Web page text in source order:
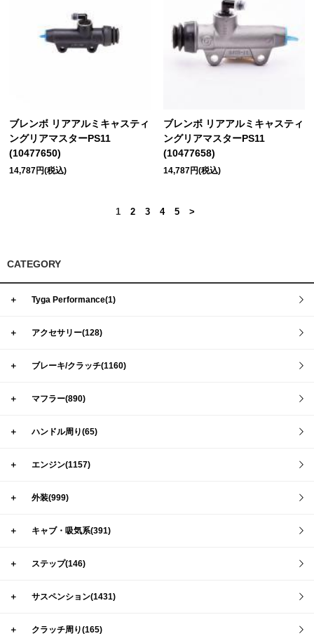
ブレンボ リアアルミキャスティ
ングリアマスターPS11
(10477650)
14,787円(税込)
ブレンボ リアアルミキャスティ
ングリアマスターPS11
(10477658)
14,787円(税込)
1 2 3 4 5 >
CATEGORY
＋ Tyga Performance(1)
＋ アクセサリー(128)
＋ ブレーキ/クラッチ(1160)
＋ マフラー(890)
＋ ハンドル周り(65)
＋ エンジン(1157)
＋ 外装(999)
＋ キャブ・吸気系(391)
＋ ステップ(146)
＋ サスペンション(1431)
＋ クラッチ周り(165)